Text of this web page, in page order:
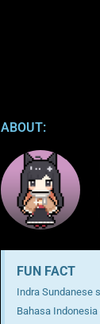
ABOUT:
FUN FACT
Indra Sundanese
Bahasa